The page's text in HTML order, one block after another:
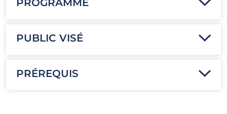
PUBLIC VISÉ
PRÉREQUIS